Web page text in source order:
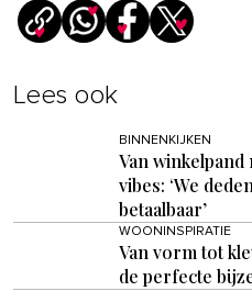
Lees ook
BINNENKIJKEN
Van
vibes: ‘We
betaalbaar’
WOONINSPIRATIE
Van vorm tot
de perfecte